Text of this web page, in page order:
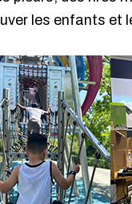
les enfants et